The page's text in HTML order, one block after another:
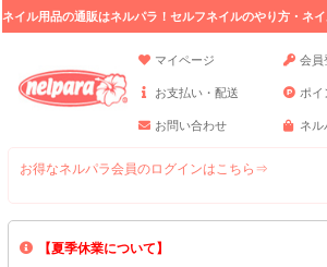
ネイル用品の通販はネルパラ！セルフネイルのやり方・ネ
マイページ
会員
お支払い・配送 ポイ
お問い合わせ ネル
お得なネルパラ会員のログインはこちら⇒
【夏季休業について】